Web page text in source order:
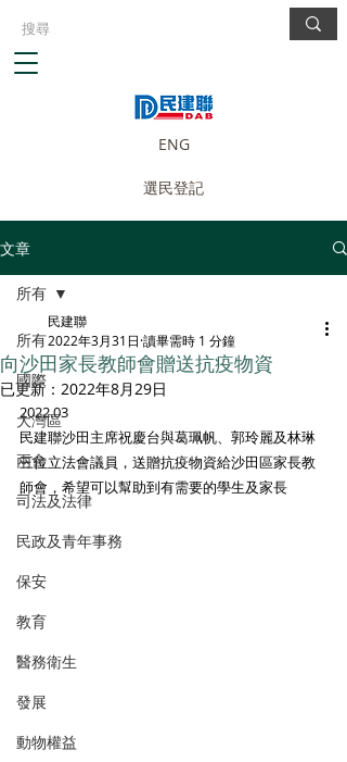
ENG
選民登記
文章
所有
國際
大灣區
兩會
司法及法律
民政及青年事務
保安
教育
醫務衛生
發展
動物權益
所有
向沙田家長教師會贈送抗疫物資
民建聯
2022年3月31日 讀畢需時 1 分鐘
已更新： 2022年8月29日
2022.03
民建聯沙田主席祝慶台與葛珮帆、郭玲麗及林琳
三位立法會議員，送贈抗疫物資給沙田區家長教
師會，希望可以幫助到有需要的學生及家長